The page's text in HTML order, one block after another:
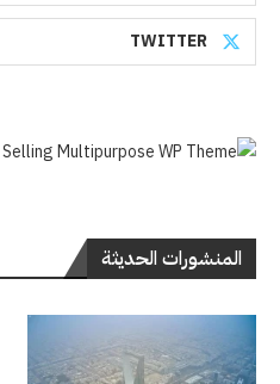
TWITTER
المنشورات الحديثة